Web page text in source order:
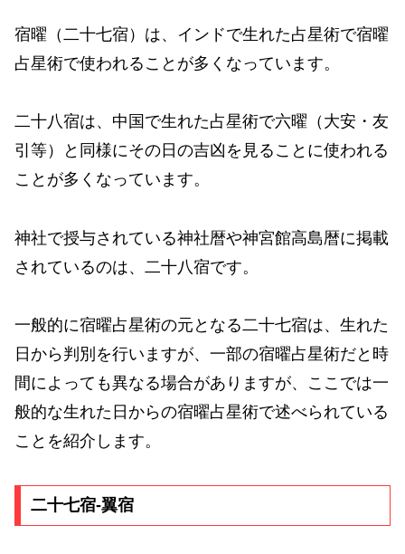
宿曜（二十七宿）は、インドで生れた占星術で宿曜
占星術で使われることが多くなっています。
二十八宿は、中国で生れた占星術で六曜（大安・友
引等）と同様にその日の吉凶を見ることに使われる
ことが多くなっています。
神社で授与されている神社暦や神宮館高島暦に掲載
されているのは、二十八宿です。
一般的に宿曜占星術の元となる二十七宿は、生れた
日から判別を行いますが、一部の宿曜占星術だと時
間によっても異なる場合がありますが、ここでは一
般的な生れた日からの宿曜占星術で述べられている
ことを紹介します。
二十七宿-翼宿